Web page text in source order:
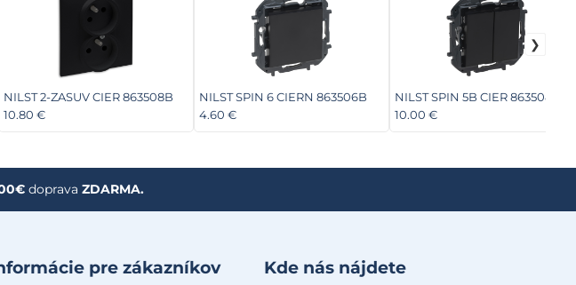
NILST 2-ZASUV CIER 863508B
10.80 €
NILST SPIN 6 CIERN 863506B
4.60 €
NILST SPIN 5B CIER 863508B
10.00 €
doprava ZDARMA.
pre zákazníkov Kde nás nájdete